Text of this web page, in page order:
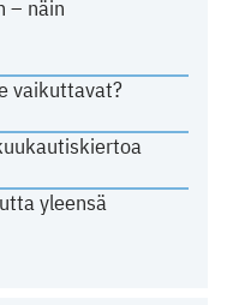
– näin
vaikuttavat?
yleensä